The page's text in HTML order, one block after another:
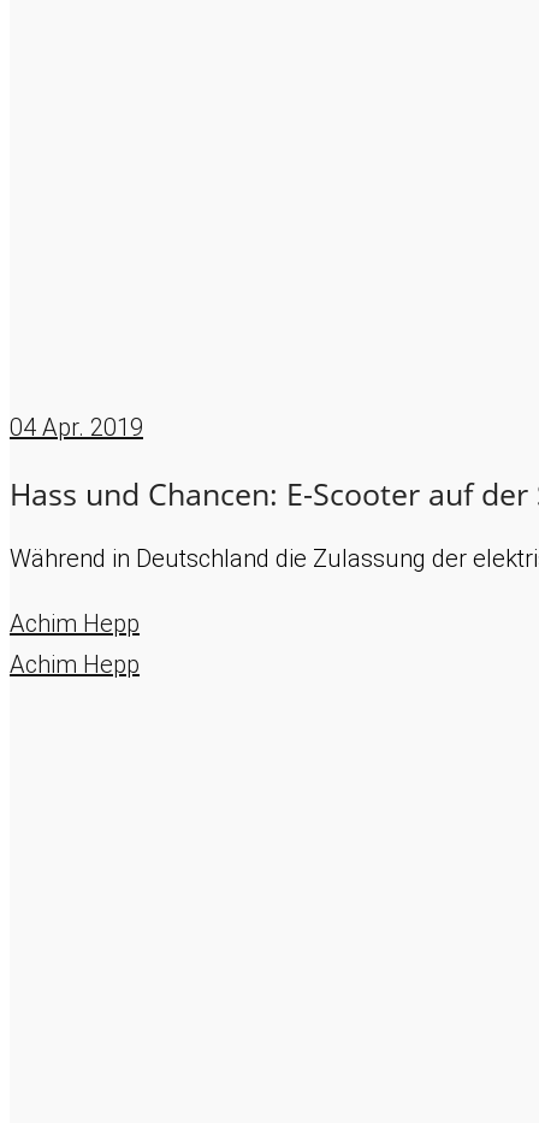
04 Apr. 2019
Hass und Chancen: E-Scooter auf der
Während in Deutschland die Zulassung der
Achim Hepp
Achim Hepp